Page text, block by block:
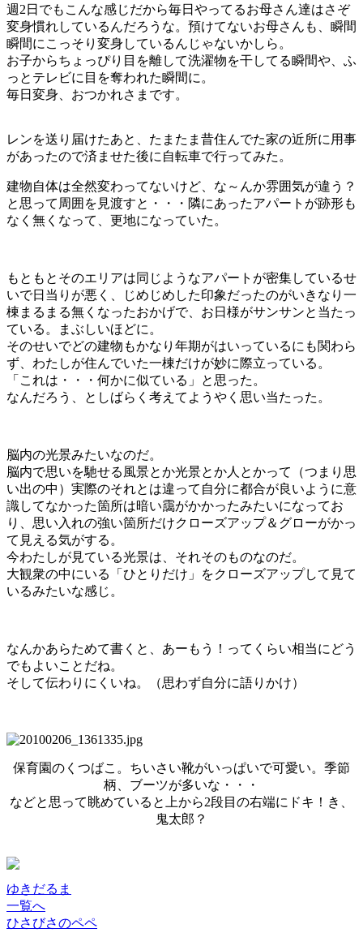
週2日でもこんな感じだから毎日やってるお母さん達はさぞ
変身慣れしているんだろうな。預けてないお母さんも、瞬間
瞬間にこっそり変身しているんじゃないかしら。
お子からちょっぴり目を離して洗濯物を干してる瞬間や、ふ
っとテレビに目を奪われた瞬間に。
毎日変身、おつかれさまです。
レンを送り届けたあと、たまたま昔住んでた家の近所に用事
があったので済ませた後に自転車で行ってみた。
建物自体は全然変わってないけど、な～んか雰囲気が違う？
と思って周囲を見渡すと・・・隣にあったアパートが跡形も
なく無くなって、更地になっていた。
もともとそのエリアは同じようなアパートが密集しているせ
いで日当りが悪く、じめじめした印象だったのがいきなり一
棟まるまる無くなったおかげで、お日様がサンサンと当たっ
ている。まぶしいほどに。
そのせいでどの建物もかなり年期がはいっているにも関わら
ず、わたしが住んでいた一棟だけが妙に際立っている。
「これは・・・何かに似ている」と思った。
なんだろう、としばらく考えてようやく思い当たった。
脳内の光景みたいなのだ。
脳内で思いを馳せる風景とか光景とか人とかって（つまり思
い出の中）実際のそれとは違って自分に都合が良いように意
識してなかった箇所は暗い靄がかかったみたいになってお
り、思い入れの強い箇所だけクローズアップ＆グローがかっ
て見える気がする。
今わたしが見ている光景は、それそのものなのだ。
大観衆の中にいる「ひとりだけ」をクローズアップして見て
いるみたいな感じ。
なんかあらためて書くと、あーもう！ってくらい相当にどう
でもよいことだね。
そして伝わりにくいね。（思わず自分に語りかけ）
保育園のくつばこ。ちいさい靴がいっぱいで可愛い。季節
柄、ブーツが多いな・・・
などと思って眺めていると上から2段目の右端にドキ！き、
鬼太郎？
ゆきだるま
一覧へ
ひさびさのペペ